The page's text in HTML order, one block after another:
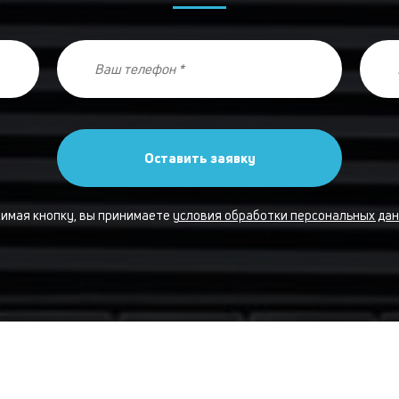
Оставить заявку
кнопку, вы принимаете условия обработки персональных